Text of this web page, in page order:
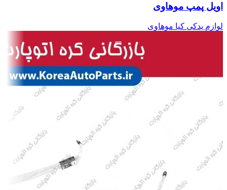
اویل پمپ موهاوی
لوازم یدکی کیا موهاوی